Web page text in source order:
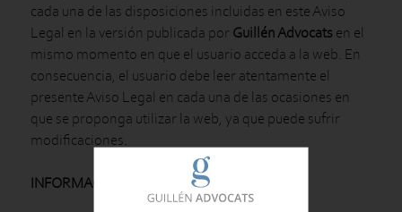
cada una de las disposiciones incluidas en este Aviso
Legal en la versión publicada por Guillén Advocats en el
mismo momento en que el usuario acceda a la web. En
consecuencia, el usuario debe leer atentamente el
presente Aviso Legal en cada una de las ocasiones en
que se proponga utilizar la web, ya que puede sufrir
modificaciones.
INFORMACIÓN SOBRE LOS LINKS